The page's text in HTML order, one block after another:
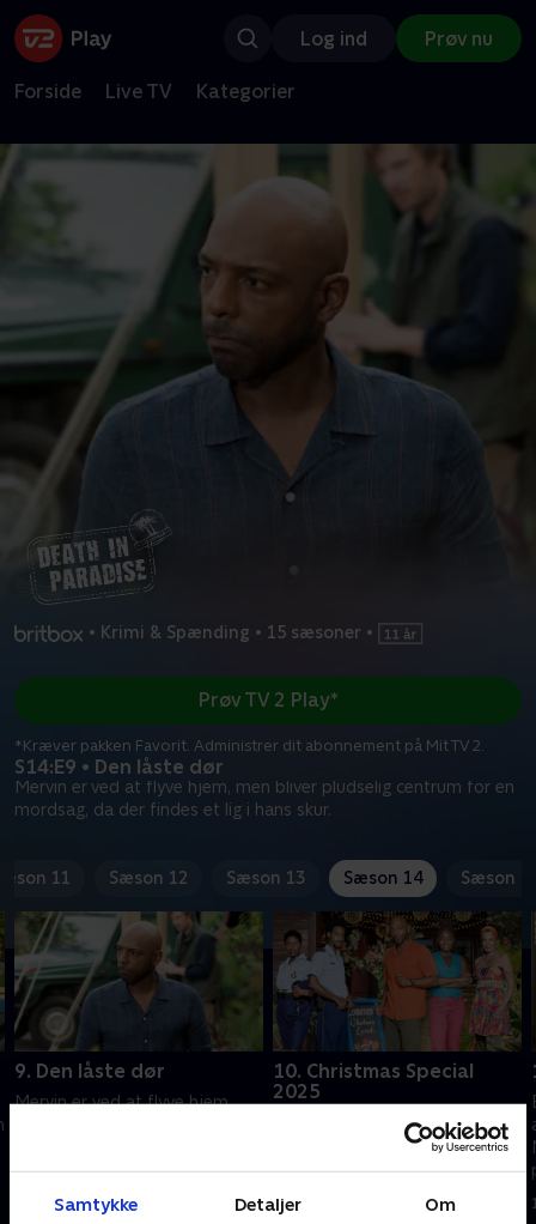
Samtykke Detaljer Om
Log ind Prøv nu
Forside Live TV Kategorier
• Krimi & Spænding • 15 sæsoner •
S14:E9 • Den låste dør
Mervin er ved at flyve hjem, men bliver pludselig centrum for en
mordsag, da der findes et lig i hans skur.
Prøv TV 2 Play*
*Kræver pakken Favorit. Administrer dit abonnement på Mit TV 2.
11 Sæson 12 Sæson 13 Sæson 14 Sæson
9. Den låste dør
Mervin er ved at flyve hjem,
et lig i hans skur.
10. december 2025 • 58 min
10. Christmas Special
2025
Tilbage på Saint Marie står
Mervin over for et gådefuldt
julemord, mens han endelig
hemmelighedsfulde halvbror,